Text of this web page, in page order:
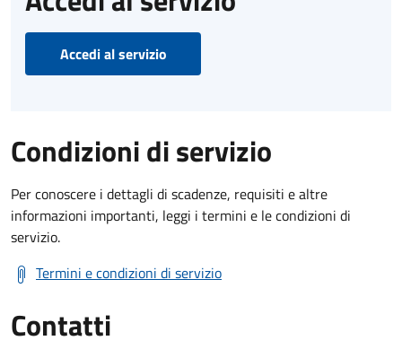
Accedi al servizio
Condizioni di servizio
Per conoscere i dettagli di scadenze, requisiti e altre
informazioni importanti, leggi i termini e le condizioni di
servizio.
Termini e condizioni di servizio
Contatti